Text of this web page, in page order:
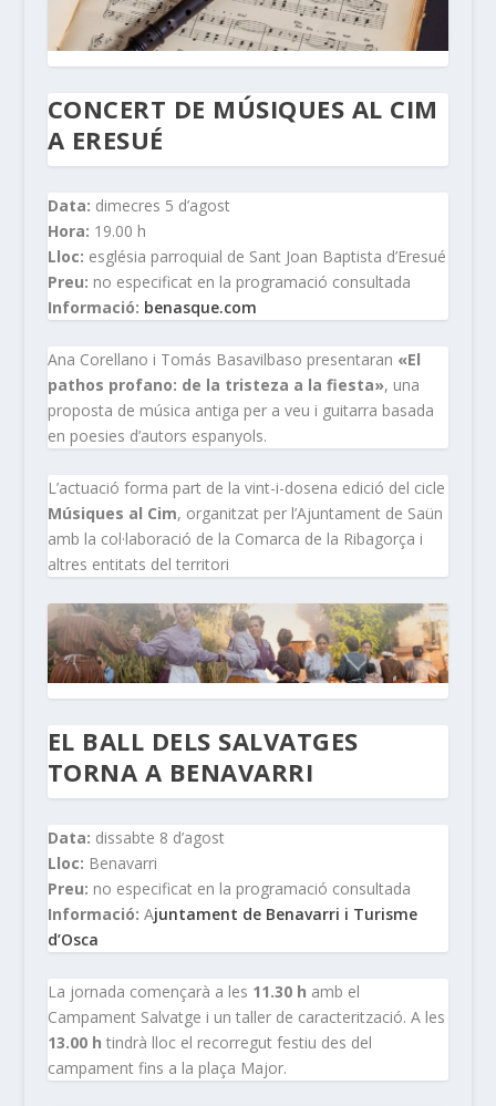
CONCERT DE MÚSIQUES AL CIM
A ERESUÉ
Data: dimecres 5 d’agost
Hora: 19.00 h
Lloc: església parroquial de Sant Joan Baptista d’Eresué
Preu: no especificat en la programació consultada
Informació: benasque.com
Ana Corellano i Tomás Basavilbaso presentaran «El
pathos profano: de la tristeza a la fiesta», una
proposta de música antiga per a veu i guitarra basada
en poesies d’autors espanyols.
L’actuació forma part de la vint-i-dosena edició del cicle
Músiques al Cim, organitzat per l’Ajuntament de Saün
amb la col·laboració de la Comarca de la Ribagorça i
altres entitats del territori
EL BALL DELS SALVATGES
TORNA A BENAVARRI
Data: dissabte 8 d’agost
Lloc: Benavarri
Preu: no especificat en la programació consultada
Informació: Ajuntament de Benavarri i Turisme
d’Osca
La jornada començarà a les 11.30 h amb el
Campament Salvatge i un taller de caracterització. A les
13.00 h tindrà lloc el recorregut festiu des del
campament fins a la plaça Major.